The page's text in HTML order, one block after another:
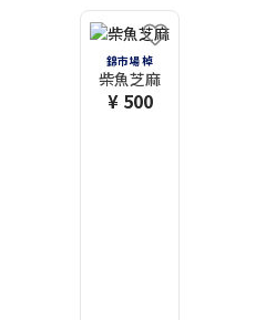
錦市場 棹
柴魚芝麻
¥ 500